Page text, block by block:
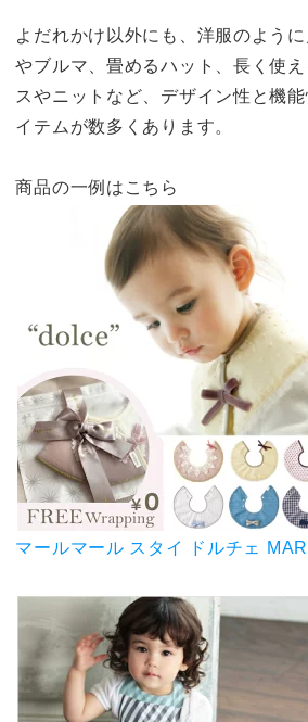
よだれかけ以外にも、洋服のよう
やブルマ、畳めるハット、長く使
スやニットなど、デザイン性と機
イテムが数多くあります。
商品の一例はこちら
マールマール スタイ ドルチェ